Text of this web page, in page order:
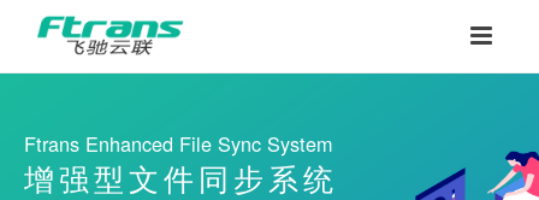
Ftrans Enhanced File Sync System
增强型文件同步系统